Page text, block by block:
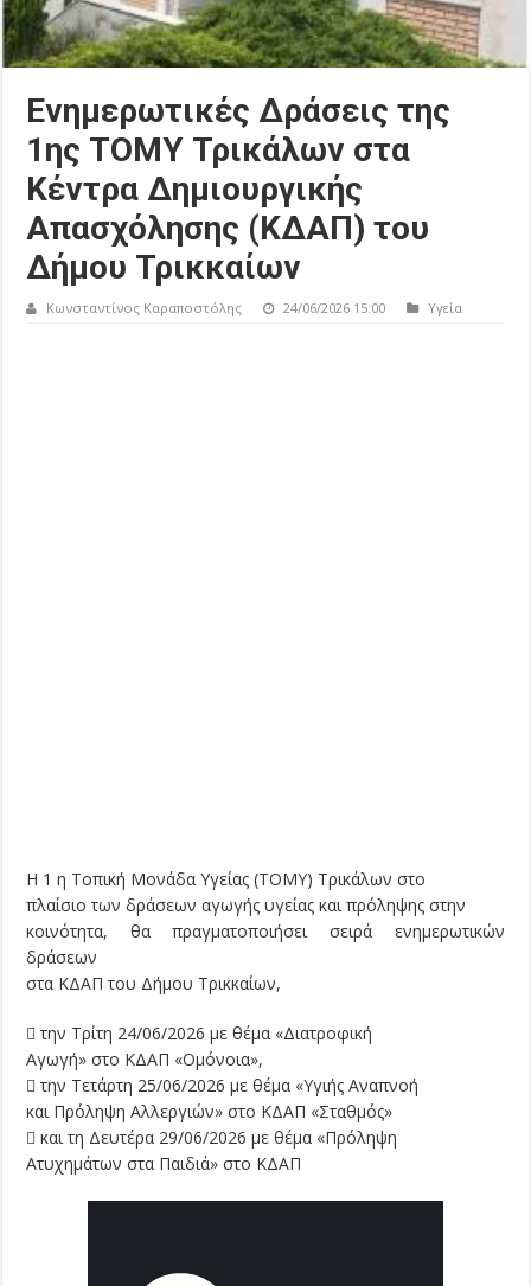
Ενημερωτικές Δράσεις της
1ης ΤΟΜΥ Τρικάλων στα
Κέντρα Δημιουργικής
Απασχόλησης (ΚΔΑΠ) του
Δήμου Τρικκαίων
Κωνσταντίνος Καραποστόλης 24/06/2026 15:00 Υγεία
Η 1 η Τοπική Μονάδα Υγείας (ΤΟΜΥ) Τρικάλων στο
πλαίσιο των δράσεων αγωγής υγείας και πρόληψης στην
κοινότητα, θα πραγματοποιήσει σειρά ενημερωτικών
δράσεων
στα ΚΔΑΠ του Δήμου Τρικκαίων,
 την Τρίτη 24/06/2026 με θέμα «Διατροφική
Αγωγή» στο ΚΔΑΠ «Ομόνοια»,
 την Τετάρτη 25/06/2026 με θέμα «Υγιής Αναπνοή
και Πρόληψη Αλλεργιών» στο ΚΔΑΠ «Σταθμός»
 και τη Δευτέρα 29/06/2026 με θέμα «Πρόληψη
Ατυχημάτων στα Παιδιά» στο ΚΔΑΠ